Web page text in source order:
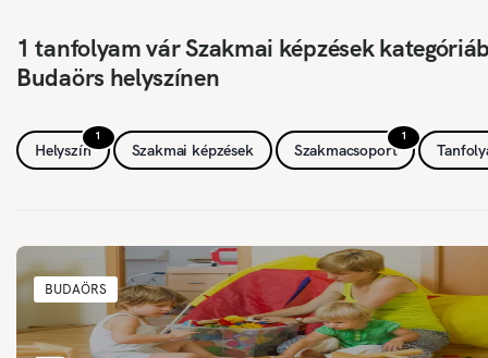
1 tanfolyam vár Szakmai képzések
Budaörs helyszínen
1
Helyszín Szakmai képzések
1
Szakmacsoport
BUDAÖRS